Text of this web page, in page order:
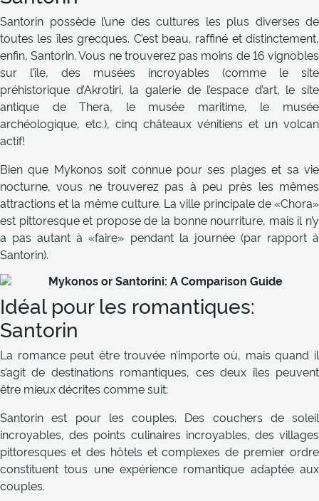
Santorin possède l’une des cultures les plus diverses de
toutes les îles grecques. C’est beau, raffiné et distinctement,
enfin, Santorin. Vous ne trouverez pas moins de 16 vignobles
sur l’île, des musées incroyables (comme le site
préhistorique d’Akrotiri, la galerie de l’espace d’art, le site
antique de Thera, le musée maritime, le musée
archéologique, etc.), cinq châteaux vénitiens et un volcan
actif!
Bien que Mykonos soit connue pour ses plages et sa vie
nocturne, vous ne trouverez pas à peu près les mêmes
attractions et la même culture. La ville principale de «Chora»
est pittoresque et propose de la bonne nourriture, mais il n’y
a pas autant à «faire» pendant la journée (par rapport à
Santorin).
Idéal pour les romantiques:
Santorin
La romance peut être trouvée n’importe où, mais quand il
s’agit de destinations romantiques, ces deux îles peuvent
être mieux décrites comme suit:
Santorin est pour les couples. Des couchers de soleil
incroyables, des points culinaires incroyables, des villages
pittoresques et des hôtels et complexes de premier ordre
constituent tous une expérience romantique adaptée aux
couples.